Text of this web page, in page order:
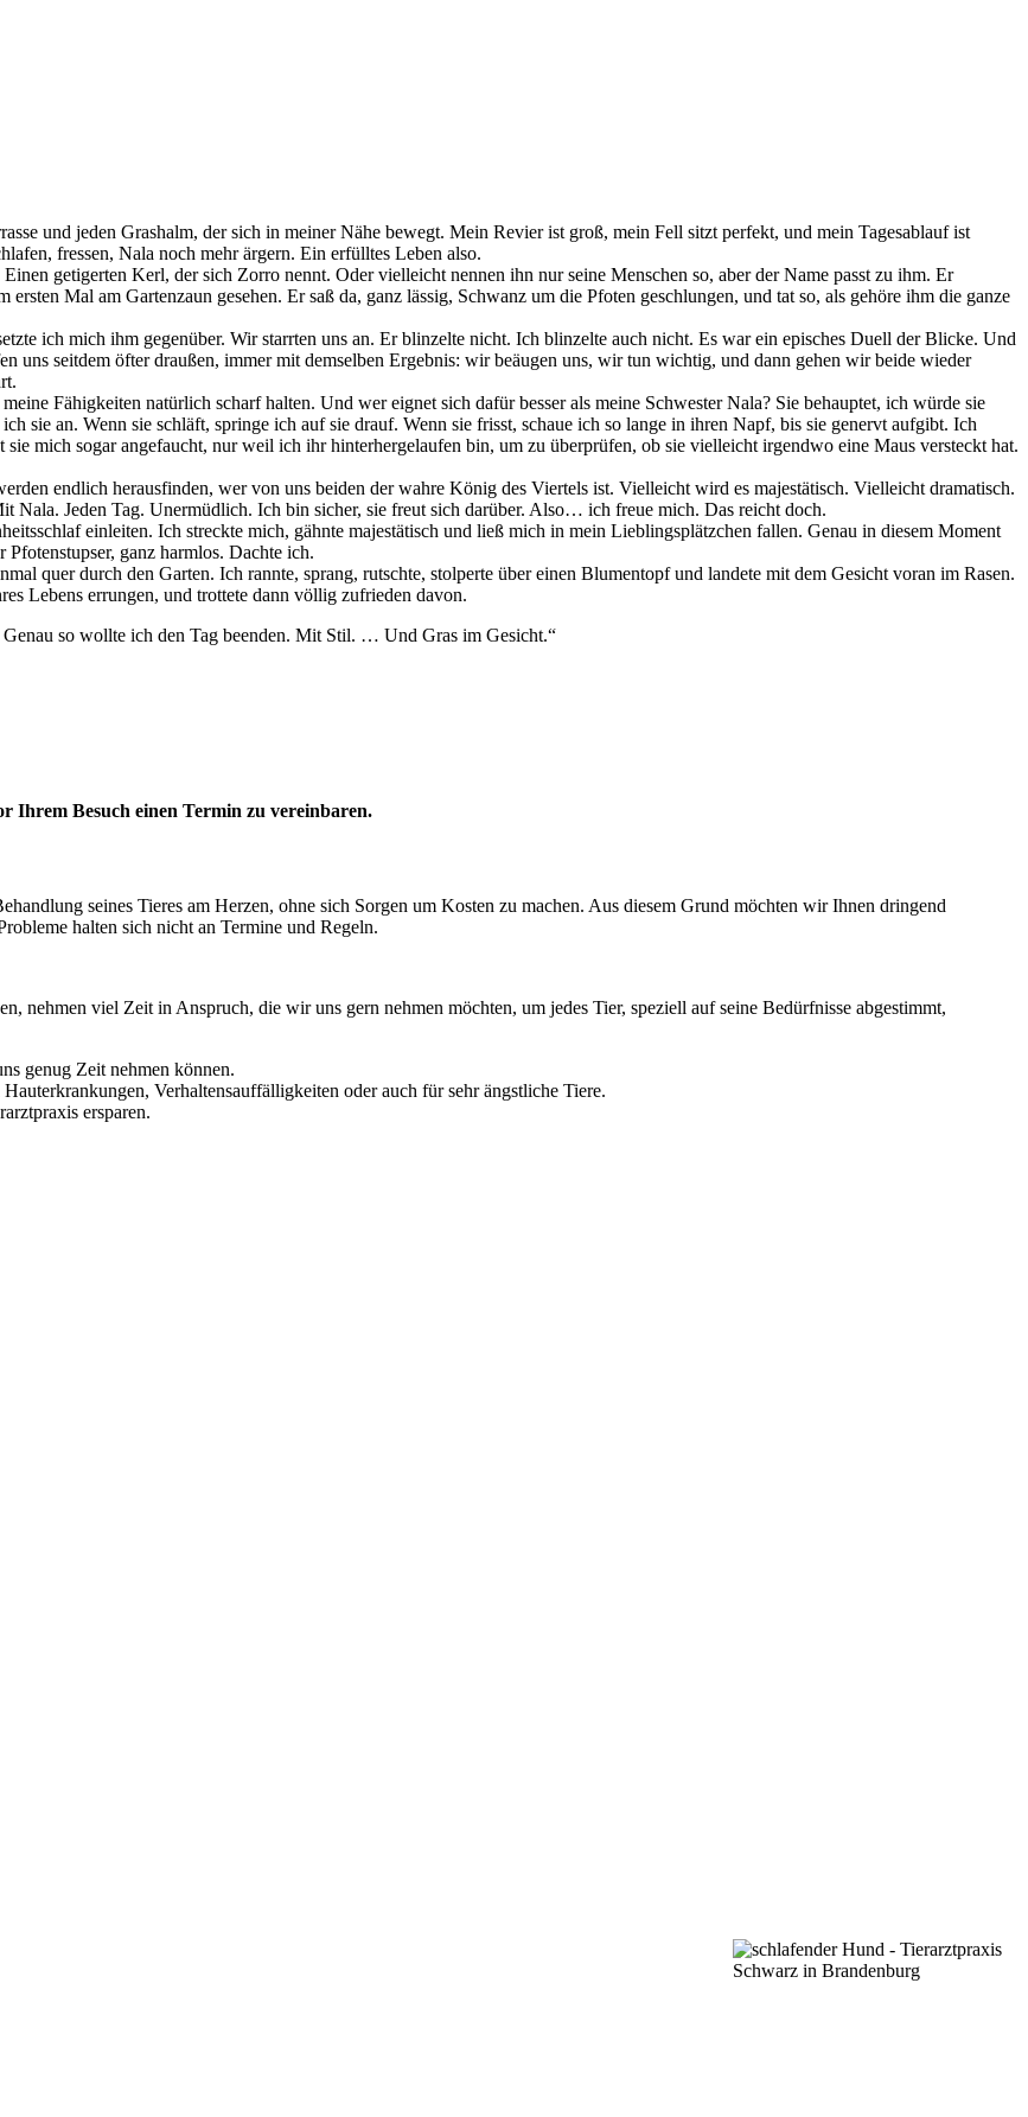
und jeden Grashalm, der sich in meiner Nähe bewegt. Mein Revier ist groß, mein Fell sitzt perfekt, und mein Tagesablauf ist
fressen, Nala noch mehr ärgern. Ein erfülltes Leben also.
getigerten Kerl, der sich Zorro nennt. Oder vielleicht nennen ihn nur seine Menschen so, aber der Name passt zu ihm. Er
Mal am Gartenzaun gesehen. Er saß da, ganz lässig, Schwanz um die Pfoten geschlungen, und tat so, als gehöre ihm die ganze
ich mich ihm gegenüber. Wir starrten uns an. Er blinzelte nicht. Ich blinzelte auch nicht. Es war ein episches Duell der Blicke. Und
uns seitdem öfter draußen, immer mit demselben Ergebnis: wir beäugen uns, wir tun wichtig, und dann gehen wir beide wieder
Fähigkeiten natürlich scharf halten. Und wer eignet sich dafür besser als meine Schwester Nala? Sie behauptet, ich würde sie
sie an. Wenn sie schläft, springe ich auf sie drauf. Wenn sie frisst, schaue ich so lange in ihren Napf, bis sie genervt aufgibt. Ich
mich sogar angefaucht, nur weil ich ihr hinterhergelaufen bin, um zu überprüfen, ob sie vielleicht irgendwo eine Maus versteckt hat.
endlich herausfinden, wer von uns beiden der wahre König des Viertels ist. Vielleicht wird es majestätisch. Vielleicht dramatisch.
Nala. Jeden Tag. Unermüdlich. Ich bin sicher, sie freut sich darüber. Also… ich freue mich. Das reicht doch.
einleiten. Ich streckte mich, gähnte majestätisch und ließ mich in mein Lieblingsplätzchen fallen. Genau in diesem Moment
ganz harmlos. Dachte ich.
quer durch den Garten. Ich rannte, sprang, rutschte, stolperte über einen Blumentopf und landete mit dem Gesicht voran im Rasen.
Lebens errungen, und trottete dann völlig zufrieden davon.
so wollte ich den Tag beenden. Mit Stil. … Und Gras im Gesicht.“
Ihrem Besuch einen Termin zu vereinbaren.
seines Tieres am Herzen, ohne sich Sorgen um Kosten zu machen. Aus diesem Grund möchten wir Ihnen dringend
halten sich nicht an Termine und Regeln.
nehmen viel Zeit in Anspruch, die wir uns gern nehmen möchten, um jedes Tier, speziell auf seine Bedürfnisse abgestimmt,
genug Zeit nehmen können.
Verhaltensauffälligkeiten oder auch für sehr ängstliche Tiere.
ersparen.